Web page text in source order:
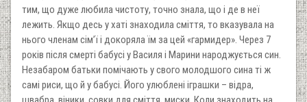
тим, що дуже любила чистоту, точно знала, що і де в неї
лежить. Якщо десь у хаті знаходила сміття, то вказувала на
нього членам сім’ї і докоряла їм за цей «гармидер». Через 7
років після смерті бабусі у Василя і Марини народжується син.
Незабаром батьки помічають у свого молодшого сина ті ж
самі риси, що й у бабусі. Його улюблені іграшки – відра,